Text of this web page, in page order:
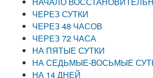
ЧЕРЕЗ СУТКИ
ЧЕРЕЗ 48 ЧАСОВ
ЧЕРЕЗ 72 ЧАСА
НА ПЯТЫЕ СУТКИ
НА СЕДЬМЫЕ-ВОСЬМЫЕ
НА 14 ДНЕЙ